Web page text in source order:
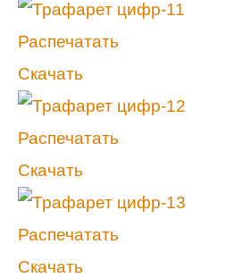
Распечатать
Скачать
Распечатать
Скачать
Распечатать
Скачать